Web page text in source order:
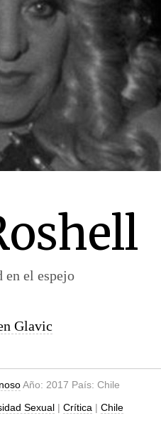
en el espejo
Glavic
Año: 2017 País: Chile
Sexual |Crítica |Chile